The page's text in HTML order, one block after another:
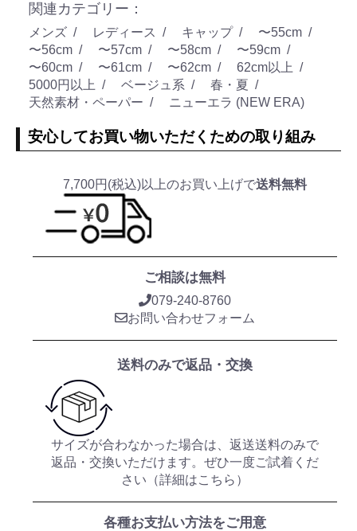
関連カテゴリー：
メンズ レディース キャップ
〜55cm
〜56cm
〜57cm 〜58cm
〜59cm
〜60cm
〜61cm 〜62cm
62cm以上
5000円以上
ベージュ系
春・夏
天然素材・ペーパー
ニューエラ (NEW ERA)
安心してお買い物いただくための取り組み
7,700円(税込)以上のお買い上げで送料無料
ご相談は無料
079-240-8760
お問い合わせフォーム
送料のみで返品・交換
サイズが合わなかった場合は、返送送料のみで
返品・交換いただけます。ぜひ一度ご試着くだ
さい（詳細はこちら ）
各種お支払い方法をご用意